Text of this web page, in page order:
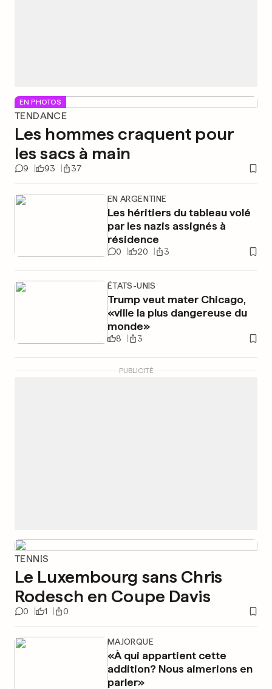
EN PHOTOS
TENDANCE
Les hommes craquent pour
les sacs à main
9 93 37
EN ARGENTINE
Les héritiers du tableau volé
par les nazis assignés à
résidence
0 20 3
ÉTATS-UNIS
Trump veut mater Chicago,
«ville la plus dangereuse du
monde»
8 3
PUBLICITÉ
TENNIS
Le Luxembourg sans Chris
Rodesch en Coupe Davis
0 1 0
MAJORQUE
«À qui appartient cette
addition? Nous aimerions en
parler»